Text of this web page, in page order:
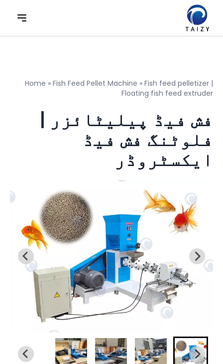
Home » Fish Feed Pellet Machine » Fish feed pelletizer |
Floating fish feed extruder
فش فیڈ پیلیٹائزر |
فلوٹنگ فش فیڈ
ایکسٹروڈر